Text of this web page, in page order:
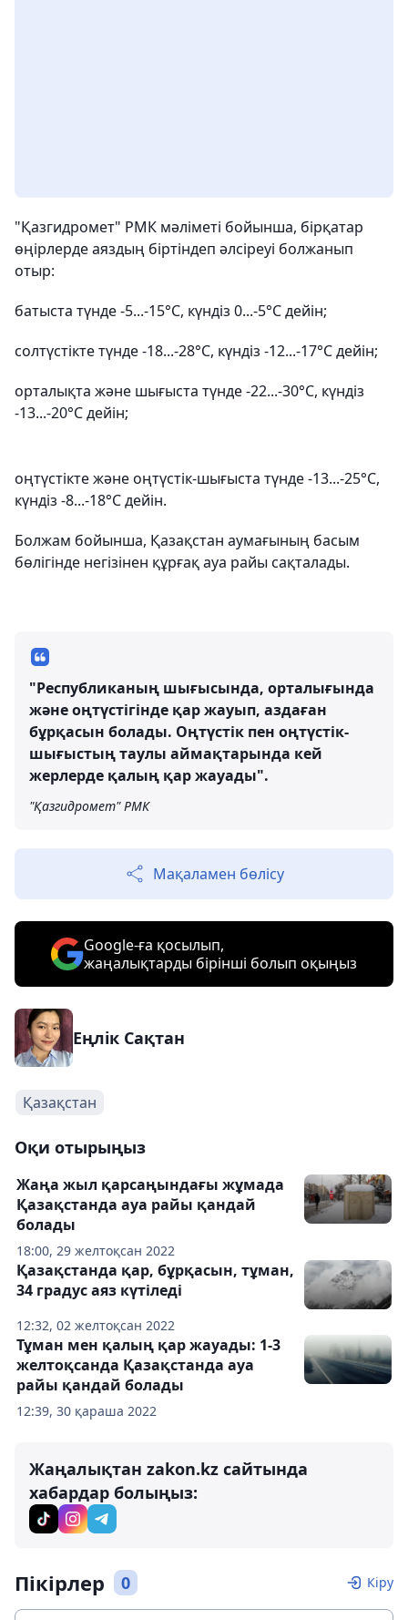
"Қазгидромет" РМК мәліметі бойынша, бірқатар
өңірлерде аяздың біртіндеп әлсіреуі болжанып
отыр:
батыста түнде -5...-15°С, күндіз 0...-5°С дейін;
солтүстікте түнде -18...-28°С, күндіз -12...-17°С дейін;
орталықта және шығыста түнде -22...-30°С, күндіз
-13...-20°С дейін;
оңтүстікте және оңтүстік-шығыста түнде -13...-25°С,
күндіз -8...-18°С дейін.
Болжам бойынша, Қазақстан аумағының басым
бөлігінде негізінен құрғақ ауа райы сақталады.
"Республиканың шығысында, орталығында
және оңтүстігінде қар жауып, аздаған
бұрқасын болады. Оңтүстік пен оңтүстік-
шығыстың таулы аймақтарында кей
жерлерде қалың қар жауады".
"Қазгидромет" РМК
Мақаламен бөлісу
Google-ға қосылып,
жаңалықтарды бірінші болып оқыңыз
Еңлік Сақтан
Қазақстан
Оқи отырыңыз
18:00, 29 желтоқсан 2022
Жаңа жыл қарсаңындағы жұмада
Қазақстанда ауа райы қандай
болады
12:32, 02 желтоқсан 2022
Қазақстанда қар, бұрқасын, тұман,
34 градус аяз күтіледі
12:39, 30 қараша 2022
Тұман мен қалың қар жауады: 1-3
желтоқсанда Қазақстанда ауа
райы қандай болады
Жаңалықтан zakon.kz сайтында
хабардар болыңыз:
Пікірлер 0 Кіру